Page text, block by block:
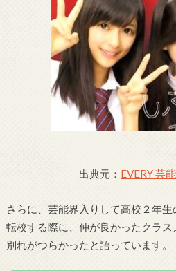
出典元： EVERY 芸
さらに、芸能界入りして高校２年生
転校する際に、仲が良かったクラス
別れがつらかったと語っています。